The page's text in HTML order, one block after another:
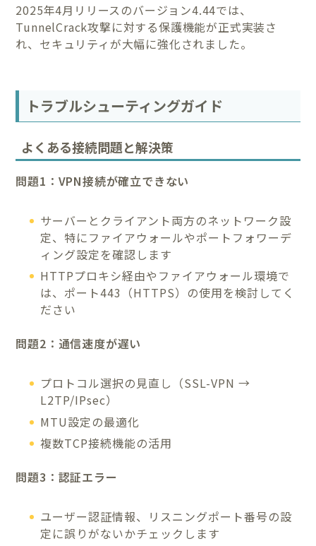
2025年4月リリースのバージョン4.44では、
TunnelCrack攻撃に対する保護機能が正式実装さ
れ、セキュリティが大幅に強化されました。
トラブルシューティングガイド
よくある接続問題と解決策
問題1：VPN接続が確立できない
サーバーとクライアント両方のネットワーク設
定、特にファイアウォールやポートフォワーデ
ィング設定を確認します
HTTPプロキシ経由やファイアウォール環境で
は、ポート443（HTTPS）の使用を検討してく
ださい
問題2：通信速度が遅い
プロトコル選択の見直し（SSL-VPN →
L2TP/IPsec）
MTU設定の最適化
複数TCP接続機能の活用
問題3：認証エラー
ユーザー認証情報、リスニングポート番号の設
定に誤りがないかチェックします